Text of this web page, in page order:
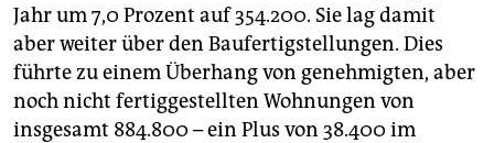
Jahr um 7,0 Prozent auf 354.200. Sie lag damit
aber weiter über den Baufertigstellungen. Dies
führte zu einem Überhang von genehmigten, aber
noch nicht fertiggestellten Wohnungen von
insgesamt 884.800 – ein Plus von 38.400 im